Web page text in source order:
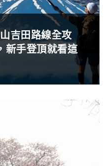
吉田路線全攻
新手登頂就看這